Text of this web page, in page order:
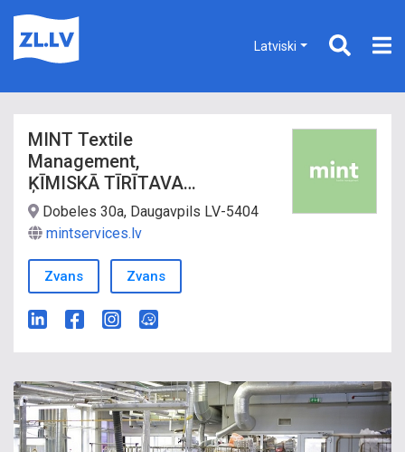
Latviski
MINT Textile
Management,
ĶĪMISKĀ TĪRĪTAVA
UN VEĻAS
MAZGĀTAVA
Dobeles 30a, Daugavpils LV-5404
mintservices.lv
Zvans Zvans